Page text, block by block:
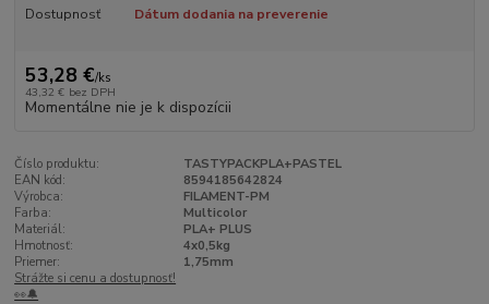
Dostupnosť Dátum dodania na preverenie
53,28 €/ks
43,32 € bez DPH
Momentálne nie je k dispozícii
Číslo produktu:
TASTYPACKPLA+PASTEL
EAN kód:
8594185642824
Výrobca:
FILAMENT-PM
Farba:
Multicolor
Materiál:
PLA+ PLUS
Hmotnosť:
4x0,5kg
Priemer:
1,75mm
Strážte si cenu a dostupnosť!
👀🔔